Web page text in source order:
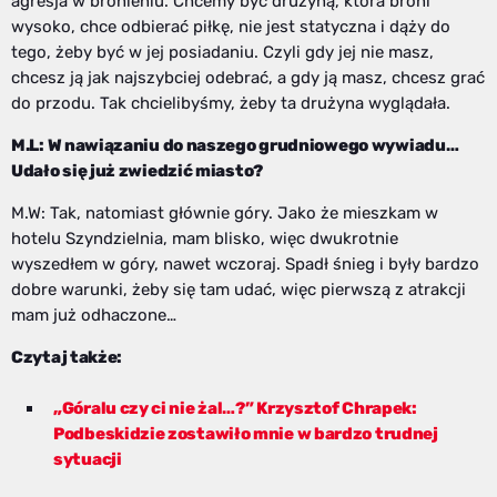
wysoko, chce odbierać piłkę, nie jest statyczna i dąży do
tego, żeby być w jej posiadaniu. Czyli gdy jej nie masz,
chcesz ją jak najszybciej odebrać, a gdy ją masz, chcesz grać
do przodu. Tak chcielibyśmy, żeby ta drużyna wyglądała.
M.L: W nawiązaniu do naszego grudniowego wywiadu…
Udało się już zwiedzić miasto?
M.W: Tak, natomiast głównie góry. Jako że mieszkam w
hotelu Szyndzielnia, mam blisko, więc dwukrotnie
wyszedłem w góry, nawet wczoraj. Spadł śnieg i były bardzo
dobre warunki, żeby się tam udać, więc pierwszą z atrakcji
mam już odhaczone…
Czytaj także:
„Góralu czy ci nie żal…?” Krzysztof Chrapek:
Podbeskidzie zostawiło mnie w bardzo trudnej
sytuacji